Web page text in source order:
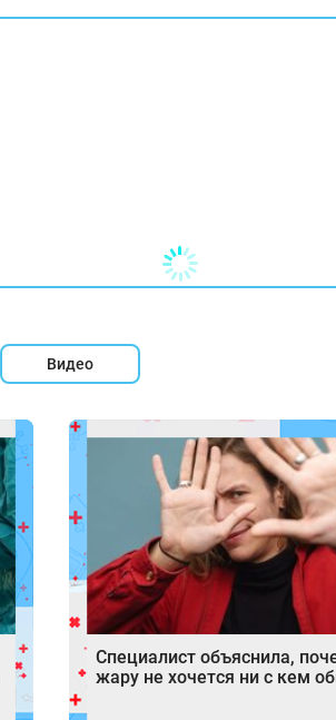
Видео
Специалист объяснила,
жару не хочется ни с кем